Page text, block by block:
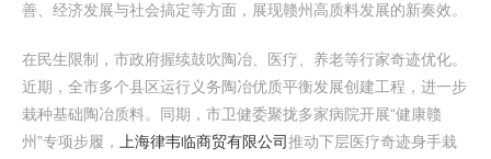
善、经济发展与社会搞定等方面，展现赣州高质料发展的新奏效。
在民生限制，市政府握续鼓吹陶冶、医疗、养老等行家奇迹优化。
近期，全市多个县区运行义务陶冶优质平衡发展创建工程，进一步
栽种基础陶冶质料。同期，市卫健委聚拢多家病院开展“健康赣
州”专项步履，
上海律韦临商贸有限公司推动下层医疗奇迹身手栽